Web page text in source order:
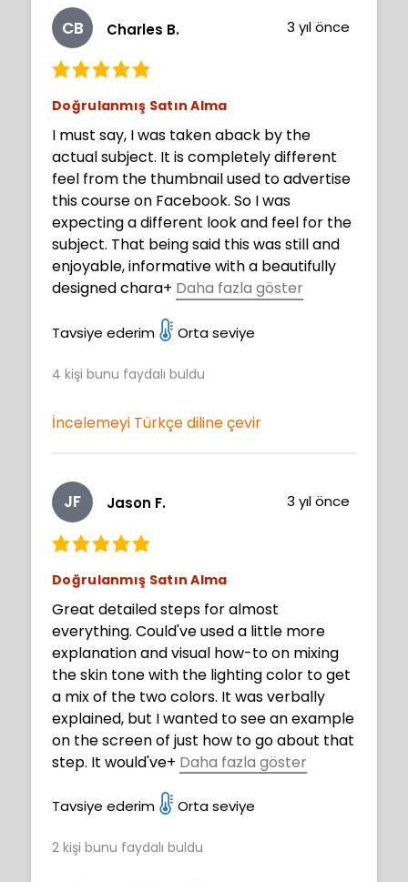
a heartbeat. To the creator, Xiaofan
Zhang: I truly love and appreciate your
artwork and dedication to your craft. I
also appreciate that you crafted this
course and detailed your process,
methods, tips, tricks, and creative
inspirations behind the piece - thank you
so much for sharing this with us. I know I
have learned quite a bit from you (for
example, using a skin tone and then the
lighting color over it? I would never have
thought of it myself) in the three or so
hours this course takes to watch
completely, and I don't think I could thank
you enough for it. So, with that said, I look
forward to seeing more of your work, and
you!
CB Charles B. 3 yıl önce
Doğrulanmış Satın Alma
I must say, I was taken aback by the
actual subject. It is completely different
feel from the thumbnail used to advertise
this course on Facebook. So I was
expecting a different look and feel for the
subject. That being said this was still and
enjoyable, informative with a beautifully
designed chara+ Daha fazla göster
the source material was fascinating and
drawing" I still wanted to hear more. While
anyone regardless of experience can
instructor. Thank you for sharing your
experience, your process and your
culture.
Tavsiye ederim Orta seviye
4 kişi bunu faydalı buldu
İncelemeyi Türkçe diline çevir
JF Jason F. 3 yıl önce
Doğrulanmış Satın Alma
Great detailed steps for almost
everything. Could've used a little more
explanation and visual how-to on mixing
the skin tone with the lighting color to get
a mix of the two colors. It was verbally
explained, but I wanted to see an example
on the screen of just how to go about that
step. It would've+ Daha fazla göster
Otherwise, this was a great course, very
broken out for the chain, facial features,
Tavsiye ederim Orta seviye
2 kişi bunu faydalı buldu